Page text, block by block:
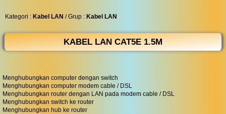
Kategori : Kabel LAN / Grup : Kabel LAN
KABEL LAN CAT5E 1.5M
Menghubungkan computer dengan switch
Menghubungkan computer modem cable / DSL
Menghubungkan router dengan LAN pada modem cable / DSL
Menghubungkan switch ke router
Menghubungkan hub ke router